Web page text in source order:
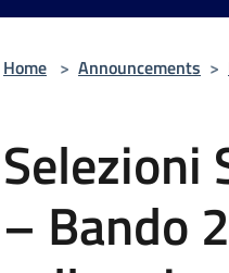
Home > Announcements >
Selezioni
– Bando